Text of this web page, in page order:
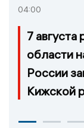
04:00
7
области
России
Кижской